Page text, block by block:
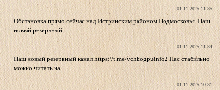
01.11.2025 11:35
Обстановка прямо сейчас над Истринским районом Подмосковья. Наш
новый резервный...
01.11.2025 11:34
Наш новый резервный канал https://t.me/vchkogpuinfo2 Нас стабильно
можно читать на...
01.11.2025 10:31